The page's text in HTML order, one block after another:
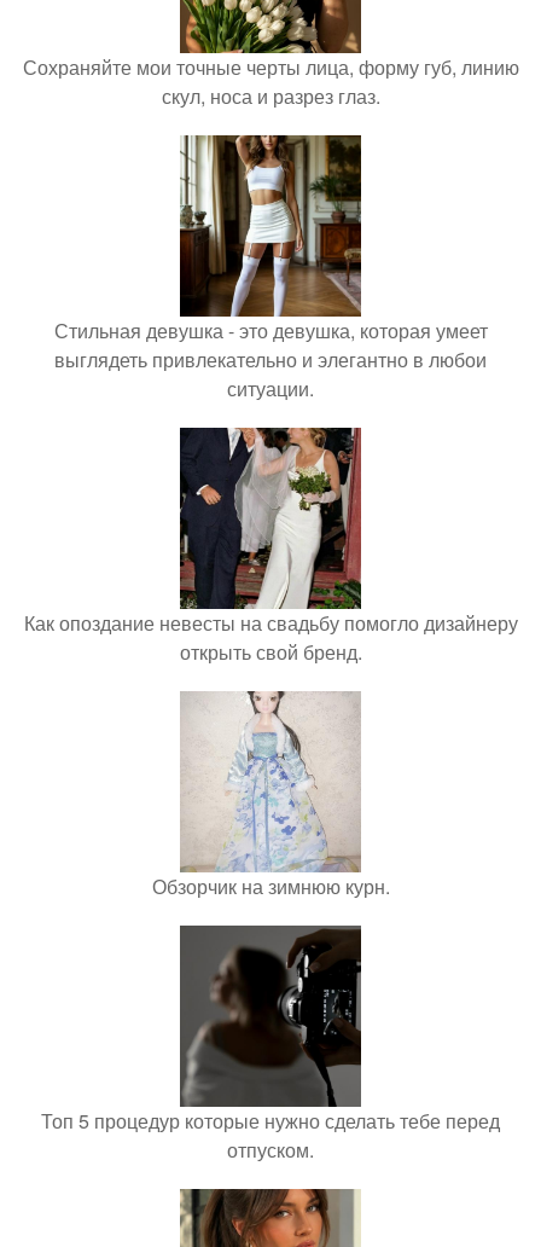
Сохраняйте мои точные черты лица, форму губ, линию
скул, носа и разрез глаз.
Стильная девушка - это девушка, которая умеет
выглядеть привлекательно и элегантно в любои
ситуации.
Как опоздание невесты на свадьбу помогло дизайнеру
открыть свой бренд.
Обзорчик на зимнюю курн.
Топ 5 процедур которые нужно сделать тебе перед
отпуском.